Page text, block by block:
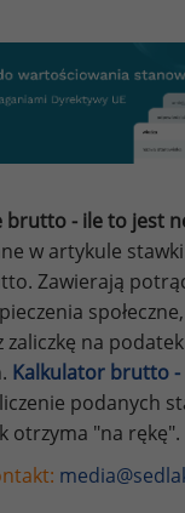
brutto - ile to jest
w artykule
Zawierają
na
Kalkulator brutto
podanych
otrzyma "na rękę".